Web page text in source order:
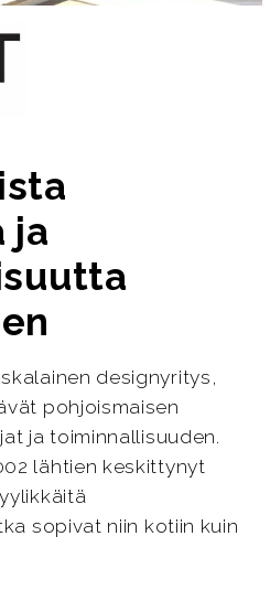
ja
designyritys,
pohjoismaisen
ja toiminnallisuuden.
lähtien keskittynyt
sopivat niin kotiin kuin